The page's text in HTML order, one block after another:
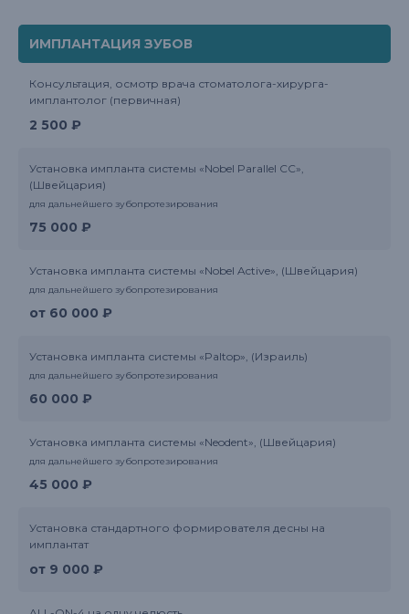
ИМПЛАНТАЦИЯ ЗУБОВ
Консультация, осмотр врача стоматолога-хирурга-
имплантолог (первичная)
2 500 ₽
Установка импланта системы «Nobel Parallel CC»,
(Швейцария)
для дальнейшего зубопротезирования
75 000 ₽
Установка импланта системы «Nobel Active», (Швейцария)
для дальнейшего зубопротезирования
от 60 000 ₽
Установка импланта системы «Paltop», (Израиль)
для дальнейшего зубопротезирования
60 000 ₽
Установка импланта системы «Neodent», (Швейцария)
для дальнейшего зубопротезирования
45 000 ₽
Установка стандартного формирователя десны на
имплантат
от 9 000 ₽